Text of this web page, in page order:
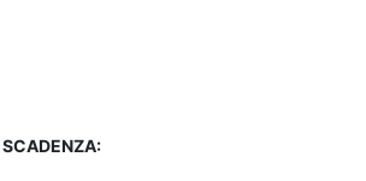
SCADENZA: